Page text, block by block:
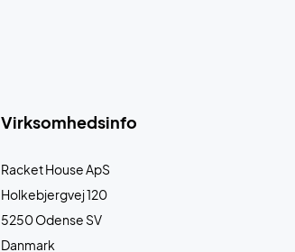
Virksomhedsinfo
Racket House ApS
Holkebjergvej 120
5250 Odense SV
Danmark